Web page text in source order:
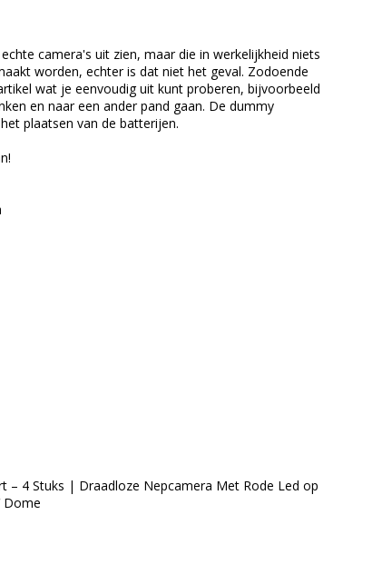
camera's uit zien, maar die in werkelijkheid niets
worden, echter is dat niet het geval. Zodoende
wat je eenvoudig uit kunt proberen, bijvoorbeeld
en naar een ander pand gaan. De dummy
plaatsen van de batterijen.
– 4 Stuks | Draadloze Nepcamera Met Rode Led op
Dome